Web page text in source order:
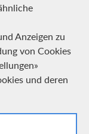
Anzeigen zu
von Cookies
und deren